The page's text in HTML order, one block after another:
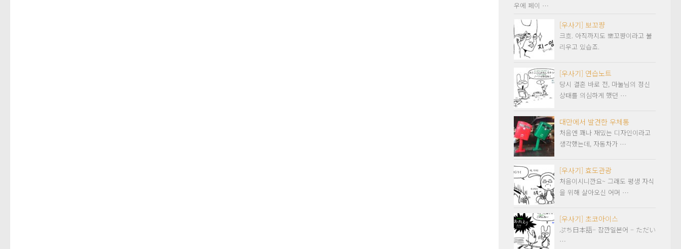
우에 페이 …
[우사기] 뽀꼬쨩
크흐. 아직까지도 뽀꼬쨩이라고 불
리우고 있습죠.
[우사기] 연습노트
당시 결혼 바로 전, 마눌님의 정신
상태를 의심하게 했던 …
대만에서 발견한 우체통
처음엔 꽤나 재밌는 디자인이라고
생각했는데, 자동차가 …
[우사기] 효도관광
처음이시니깐요~ 그래도 평생 자식
을 위해 살아오신 어머 …
[우사기] 초코아이스
ぷち日本語– 잠깐일본어 – ただい
…